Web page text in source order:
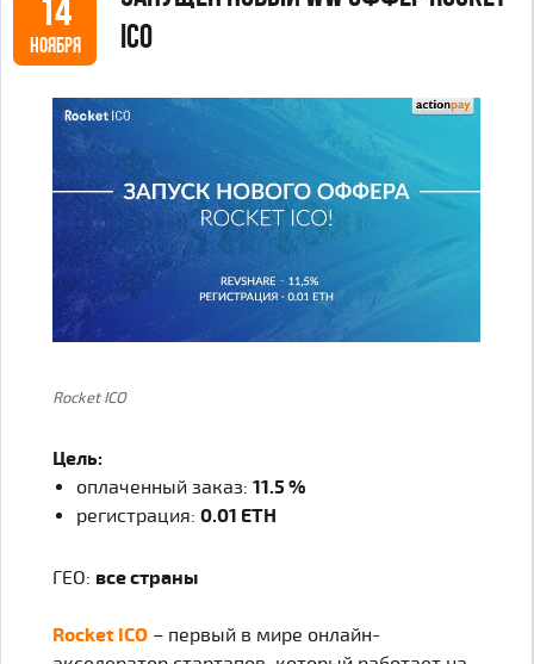
14
НОЯБРЯ
ICO
Rocket ICO
Цель:
оплаченный заказ: 11.5 %
регистрация: 0.01 ETH
ГЕО: все страны
Rocket ICO– первый в мире онлайн-